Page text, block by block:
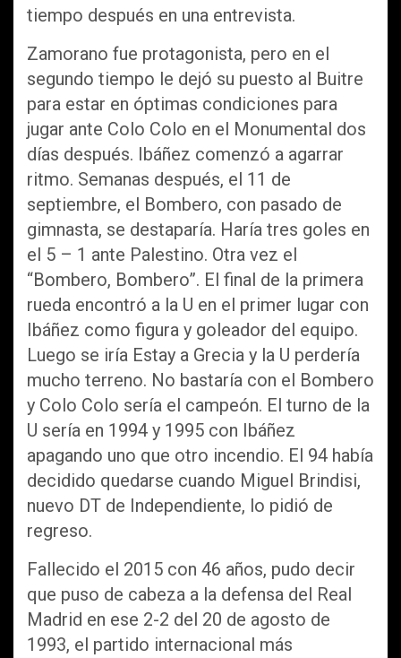
tiempo después en una entrevista.
Zamorano fue protagonista, pero en el
segundo tiempo le dejó su puesto al Buitre
para estar en óptimas condiciones para
jugar ante Colo Colo en el Monumental dos
días después. Ibáñez comenzó a agarrar
ritmo. Semanas después, el 11 de
septiembre, el Bombero, con pasado de
gimnasta, se destaparía. Haría tres goles en
el 5 – 1 ante Palestino. Otra vez el
“Bombero, Bombero”. El final de la primera
rueda encontró a la U en el primer lugar con
Ibáñez como figura y goleador del equipo.
Luego se iría Estay a Grecia y la U perdería
mucho terreno. No bastaría con el Bombero
y Colo Colo sería el campeón. El turno de la
U sería en 1994 y 1995 con Ibáñez
apagando uno que otro incendio. El 94 había
decidido quedarse cuando Miguel Brindisi,
nuevo DT de Independiente, lo pidió de
regreso.
Fallecido el 2015 con 46 años, pudo decir
que puso de cabeza a la defensa del Real
Madrid en ese 2-2 del 20 de agosto de
1993, el partido internacional más